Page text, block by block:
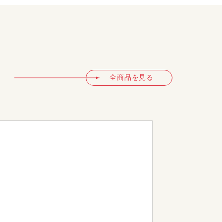
全商品を見る